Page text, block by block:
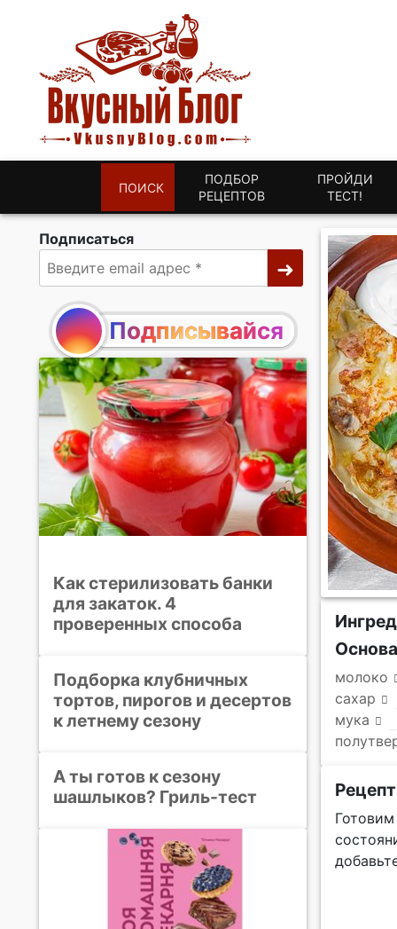
ПОИСК
ПОДБОР
РЕЦЕПТОВ
ПРОЙДИ
ТЕСТ!
Основа
молоко
сахар
мука
Подписаться
Подписывайся
Как стерилизовать банки
для закаток. 4
проверенных способа
Подборка клубничных
тортов, пирогов и десертов
к летнему сезону
А ты готов к сезону
шашлыков? Гриль-тест